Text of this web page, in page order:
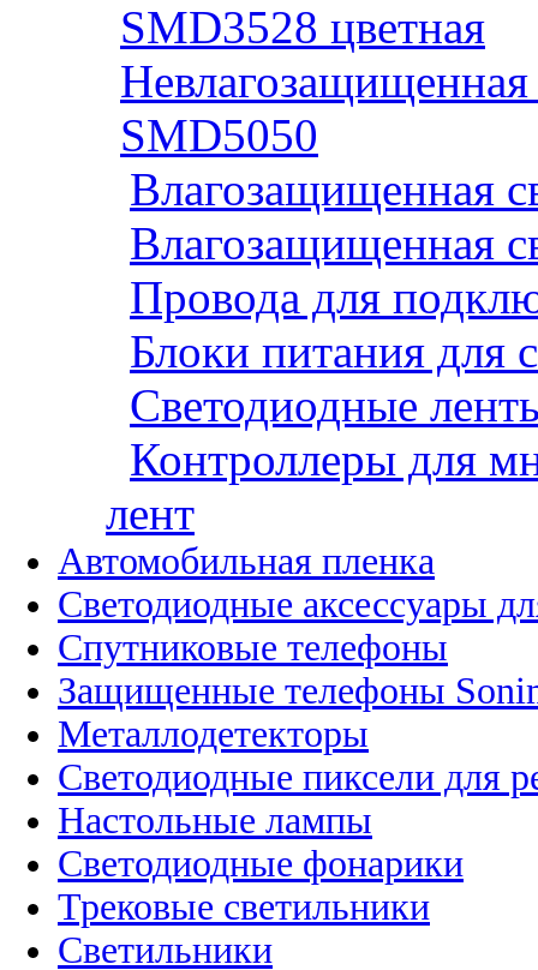
SMD3528 цветная
Невлагозащищенная
SMD5050
Влагозащищенная
Влагозащищенная
Провода для
Блоки питания для
Светодиодные
Контроллеры для
лент
Автомобильная пленка
Светодиодные аксессуары
Спутниковые телефоны
Защищенные телефоны
Металлодетекторы
Светодиодные пиксели для
Настольные лампы
Светодиодные фонарики
Трековые светильники
Светильники